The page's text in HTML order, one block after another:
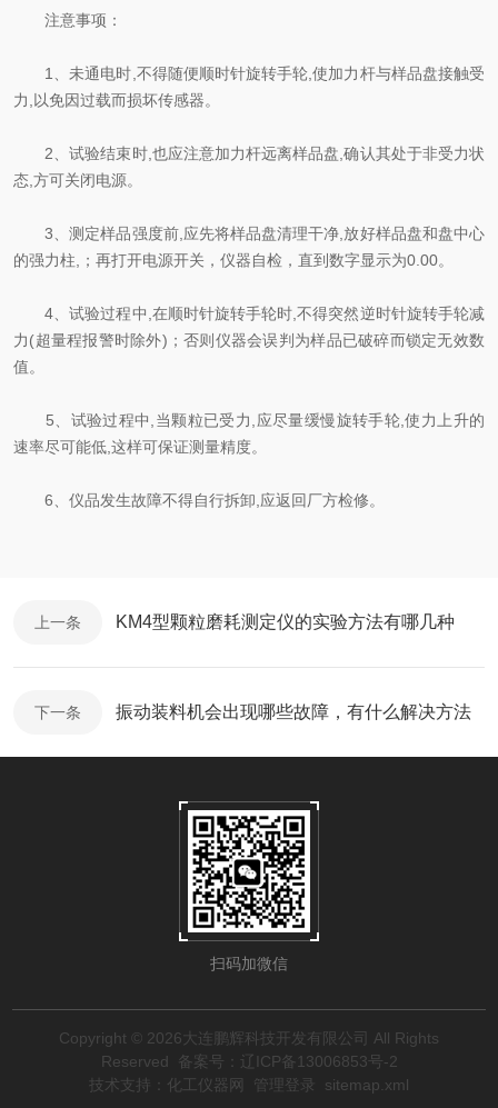
注意事项：
1、未通电时,不得随便顺时针旋转手轮,使加力杆与样品盘接触受
力,以免因过载而损坏传感器。
2、试验结束时,也应注意加力杆远离样品盘,确认其处于非受力状
态,方可关闭电源。
3、测定样品强度前,应先将样品盘清理干净,放好样品盘和盘中心
的强力柱,；再打开电源开关，仪器自检，直到数字显示为0.00。
4、试验过程中,在顺时针旋转手轮时,不得突然逆时针旋转手轮减
力(超量程报警时除外)；否则仪器会误判为样品已破碎而锁定无效数
值。
5、试验过程中,当颗粒已受力,应尽量缓慢旋转手轮,使力上升的
速率尽可能低,这样可保证测量精度。
6、仪品发生故障不得自行拆卸,应返回厂方检修。
上一条 KM4型颗粒磨耗测定仪的实验方法有哪几种
下一条 振动装料机会出现哪些故障，有什么解决方法
扫码加微信
Copyright © 2026大连鹏辉科技开发有限公司 All Rights
Reserved
备案号：辽ICP备13006853号-2
技术支持： 化工仪器网 管理登录 sitemap.xml